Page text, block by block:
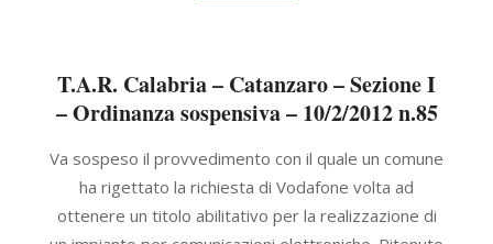
T.A.R. Calabria – Catanzaro – Sezione I
– Ordinanza sospensiva – 10/2/2012 n.85
02-
Va sospeso il provvedimento con il quale un comune
ha rigettato la richiesta di Vodafone volta ad
ottenere un titolo abilitativo per la realizzazione di